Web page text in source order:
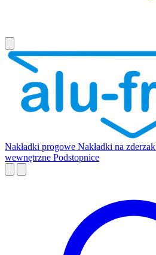
Nakładki progowe Nakładki na zderzak
wewnętrzne Podstopnice